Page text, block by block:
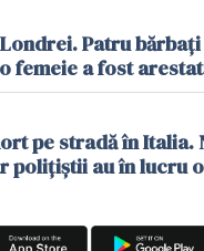
Patru
femeie a fost
pe stradă în Italia.
polițiștii au în lucru